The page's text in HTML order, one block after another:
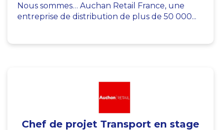
Nous sommes… Auchan Retail France, une
entreprise de distribution de plus de 50 000...
Chef de projet Transport en stage